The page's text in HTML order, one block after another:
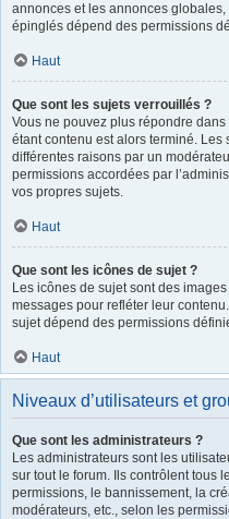
annonces et les annonces
épinglés dépend des permissions
Haut
Que sont les sujets verrouillés ?
Vous ne pouvez plus répondre
étant contenu est alors terminé.
différentes raisons par un
permissions accordées par
vos propres sujets.
Haut
Que sont les icônes de sujet ?
Les icônes de sujet sont des
messages pour refléter leur
sujet dépend des permissions
Haut
Niveaux d’utilisateurs et
Que sont les administrateurs ?
Les administrateurs sont les
sur tout le forum. Ils contrôlent tous
permissions, le bannissement, la
modérateurs, etc., selon les